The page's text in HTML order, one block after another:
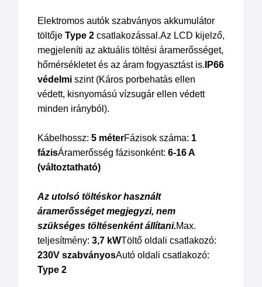
Elektromos autók szabványos akkumulátor
töltője Type 2 csatlakozással.Az LCD kijelző,
megjeleníti az aktuális töltési áramerősséget,
hőmérsékletet és az áram fogyasztást is. IP66
védelmi szint (Káros porbehatás ellen
védett, kisnyomású vízsugár ellen védett
minden irányból).
Kábelhossz: 5 méterFázisok száma: 1
fázisÁramerősség fázisonként: 6-16 A
(változtatható)
Az utolsó töltéskor használt
áramerősséget megjegyzi, nem
szükséges töltésenként állítani.Max.
teljesítmény: 3,7 kWTöltő oldali csatlakozó:
230V szabványosAutó oldali csatlakozó:
Type 2